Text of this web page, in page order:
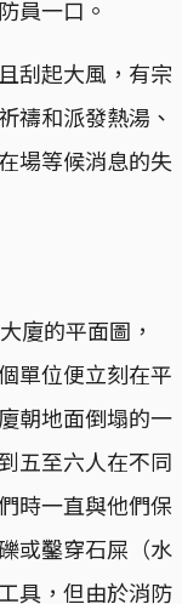
員一口。
刮起大風，有宗
禱和派發熱湯、
場等候消息的失
廈的平面圖，
單位便立刻在平
朝地面倒塌的一
五至六人在不同
時一直與他們保
或鑿穿石屎（水
具，但由於消防